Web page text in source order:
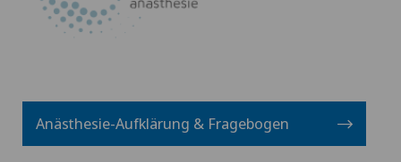
Anästhesie-Aufklärung & Fragebogen